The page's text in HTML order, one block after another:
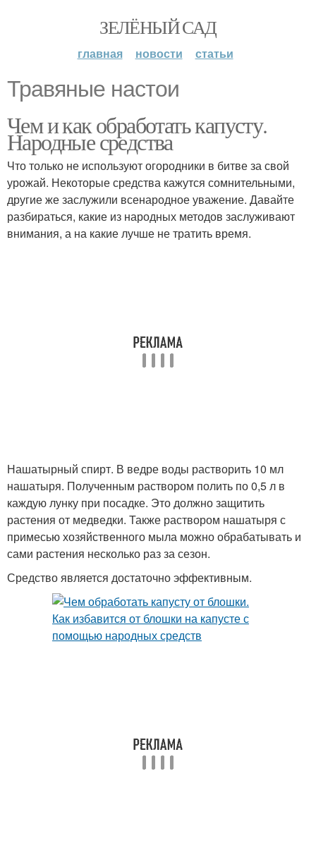
ЗЕЛЁНЫЙ САД
главная новости статьи
Травяные настои
Чем и как обработать капусту.
Народные средства
Что только не используют огородники в битве за свой
урожай. Некоторые средства кажутся сомнительными,
другие же заслужили всенародное уважение. Давайте
разбираться, какие из народных методов заслуживают
внимания, а на какие лучше не тратить время.
Нашатырный спирт. В ведре воды растворить 10 мл
нашатыря. Полученным раствором полить по 0,5 л в
каждую лунку при посадке. Это должно защитить
растения от медведки. Также раствором нашатыря с
примесью хозяйственного мыла можно обрабатывать и
сами растения несколько раз за сезон.
Средство является достаточно эффективным.